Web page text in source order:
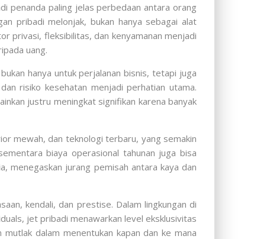
penanda paling jelas perbedaan antara orang
pribadi melonjak, bukan hanya sebagai alat
privasi, fleksibilitas, dan kenyamanan menjadi
uang.
hanya untuk perjalanan bisnis, tetapi juga
risiko kesehatan menjadi perhatian utama.
justru meningkat signifikan karena banyak
mewah, dan teknologi terbaru, yang semakin
biaya operasional tahunan juga bisa
menegaskan jurang pemisah antara kaya dan
kendali, dan prestise. Dalam lingkungan di
jet pribadi menawarkan level eksklusivitas
dalam menentukan kapan dan ke mana